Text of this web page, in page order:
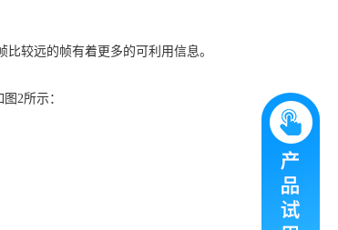
较远的帧有着更多的可利用信息。
2所示：